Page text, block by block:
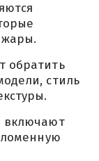
жары.
обратить
стиль
включают